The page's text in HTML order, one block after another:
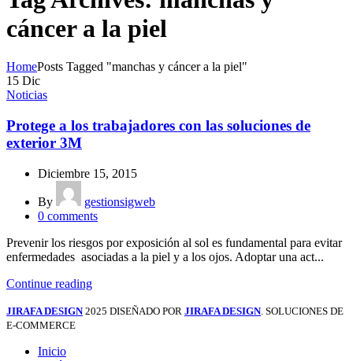
cáncer a la piel
HomePosts Tagged "manchas y cáncer a la piel"
15 Dic
Noticias
Protege a los trabajadores con las soluciones de
exterior 3M
Diciembre 15, 2015
By
gestionsigweb
0 comments
Prevenir los riesgos por exposición al sol es fundamental para evitar
enfermedades asociadas a la piel y a los ojos. Adoptar una act...
Continue reading
JIRAFA DESIGN 2025 DISEÑADO POR JIRAFA DESIGN. SOLUCIONES DE
E-COMMERCE
Inicio